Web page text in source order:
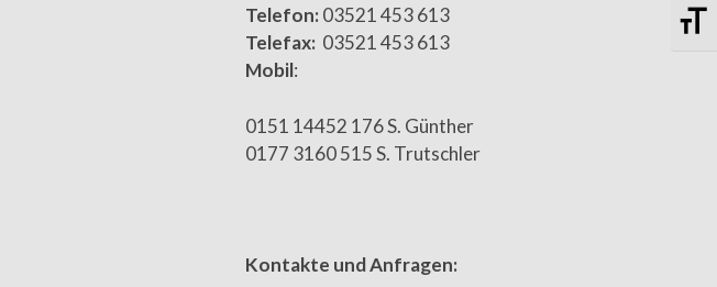
Telefon:03521 453 613
Telefax: 03521 453 613
Mobil:
0151 14452 176 S. Günther
0177 3160 515 S. Trutschler
Kontakte und Anfragen: